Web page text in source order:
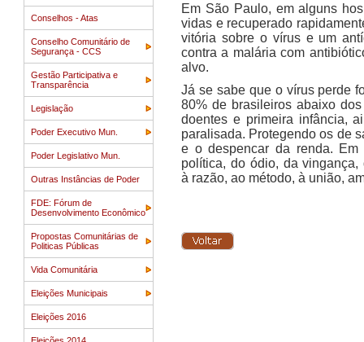
Conselhos - Atas
Conselho Comunitário de
Segurança - CCS
Gestão Participativa e
Transparência
Legislação
Poder Executivo Mun.
Poder Legislativo Mun.
Outras Instâncias de Poder
FDE: Fórum de
Desenvolvimento Econômico
Propostas Comunitárias de
Politicas Públicas
Vida Comunitária
Eleições Municipais
Eleições 2016
Em São Paulo, em alguns
vidas e recuperado
vitória sobre o vírus e um
contra a malária com
alvo.
Já se sabe que o vírus perde
80% de brasileiros abaixo
doentes e primeira infância,
paralisada. Protegendo os de
e o despencar da renda.
política, do ódio, da
à razão, ao método, à união,